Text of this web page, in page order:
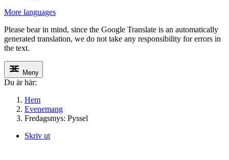
More languages
Please bear in mind, since the Google Translate is an automatically
generated translation, we do not take any responsibility for errors in
the text.
Meny
Du är här:
Hem
Evenemang
Fredagsmys: Pyssel
Skriv ut